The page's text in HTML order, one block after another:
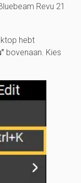
Revu 21
hebt
bovenaan. Kies